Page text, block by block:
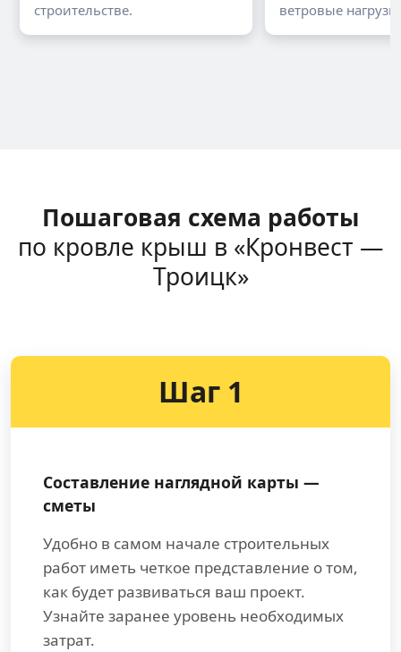
строительстве.
ветровые
Пошаговая схема работы
по кровле крыш в «Кронвест —
Троицк»
Шаг 1
Составление наглядной карты —
сметы
Удобно в самом начале строительных
работ иметь четкое представление о том,
как будет развиваться ваш проект.
Узнайте заранее уровень необходимых
затрат.